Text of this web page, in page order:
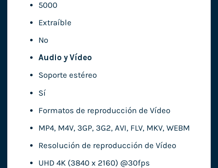
5000
Extraíble
No
Audio y Vídeo
Soporte estéreo
Sí
Formatos de reproducción de Vídeo
MP4, M4V, 3GP, 3G2, AVI, FLV, MKV, WEBM
Resolución de reproducción de Vídeo
UHD 4K (3840 x 2160) @30fps